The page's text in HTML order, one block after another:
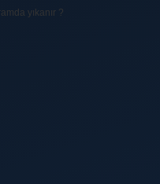
yıkanır ?